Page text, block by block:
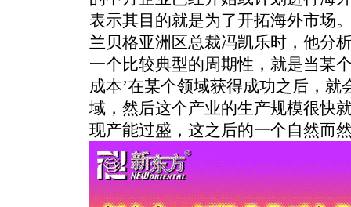
表示其目的就是为了开拓海外市场
兰贝格亚洲区总裁冯凯乐时，他分
一个比较典型的周期性，就是当某
成本’在某个领域获得成功之后，
域，然后这个产业的生产规模很快
现产能过盛，这之后的一个自然而